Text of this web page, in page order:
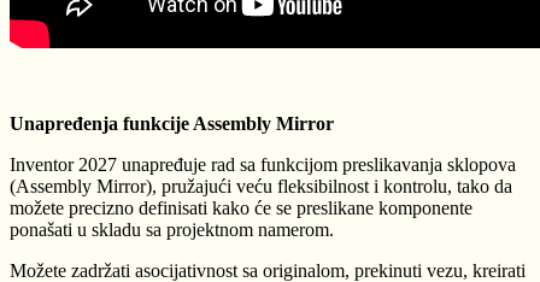
Unapređenja funkcije Assembly Mirror
Inventor 2027 unapređuje rad sa funkcijom preslikavanja sklopova
(Assembly Mirror), pružajući veću fleksibilnost i kontrolu, tako da
možete precizno definisati kako će se preslikane komponente
ponašati u skladu sa projektnom namerom.
Možete zadržati asocijativnost sa originalom, prekinuti vezu, kreirati